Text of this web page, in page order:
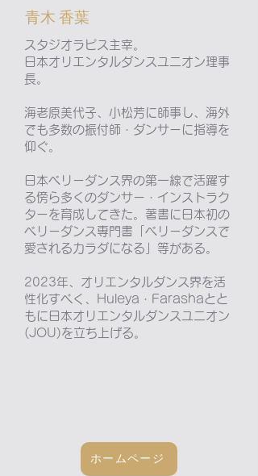
​青木 香葉
スタジオラピス主宰。
日本オリエンタルダンスユニオン理事
長。
海老原美代子、小松芳に師事し、海外
でも多数の振付師・ダンサーに指導を
仰ぐ。
日本ベリーダンス界の第一線で活躍す
る傍ら多くのダンサー・インストラク
ターを育成してきた。著書に日本初の
ベリーダンス専門書「ベリーダンスで
愛されるカラダになる」等がある。
2023年、オリエンタルダンス界を活
性化すべく、Huleya・Farashaとと
もに日本オリエンタルダンスユニオン
(JOU)を立ち上げる。
ホームページ